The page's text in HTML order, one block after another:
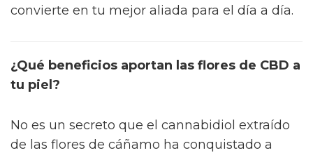
convierte en tu mejor aliada para el día a día.
¿Qué beneficios aportan las flores de CBD a
tu piel?
No es un secreto que el cannabidiol extraído
de las flores de cáñamo ha conquistado a